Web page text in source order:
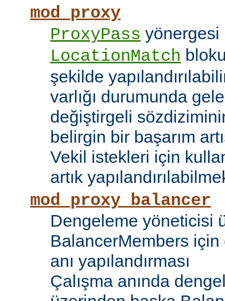
mod_proxy
ProxyPass
LocationMatch
şekilde
varlığı durumunda
değiştirgeli
belirgin bir başarım
Vekil istekleri için
artık
mod_proxy_balancer
Dengeleme yöneticisi
BalancerMembers için
anı yapılandırması
Çalışma anında